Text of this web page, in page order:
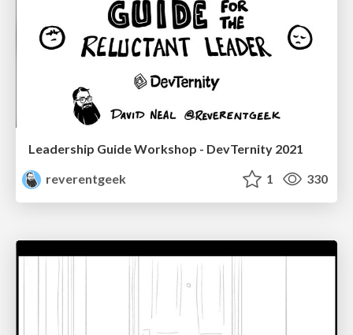
Leadership Guide Workshop - DevTernity 2021
reverentgeek
1 330